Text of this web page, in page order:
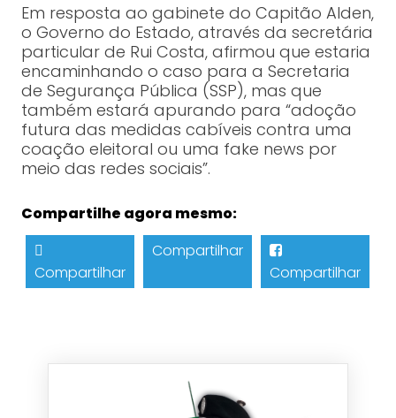
Em resposta ao gabinete do Capitão Alden,
o Governo do Estado, através da secretária
particular de Rui Costa, afirmou que estaria
encaminhando o caso para a Secretaria
de Segurança Pública (SSP), mas que
também estará apurando para “adoção
futura das medidas cabíveis contra uma
coação eleitoral ou uma fake news por
meio das redes sociais”.
Compartilhe agora mesmo:
Compartilhar
Compartilhar
Compartilhar